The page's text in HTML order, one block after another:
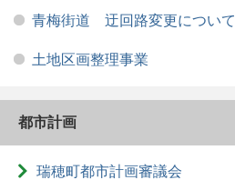
青梅街道 迂回路変更について
土地区画整理事業
都市計画
瑞穂町都市計画審議会